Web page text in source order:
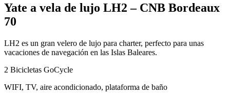
Yate a vela de lujo LH2 – CNB Bordeaux
70
LH2 es un gran velero de lujo para charter, perfecto para unas
vacaciones de navegación en las Islas Baleares.
2 Bicicletas GoCycle
WIFI, TV, aire acondicionado, plataforma de baño